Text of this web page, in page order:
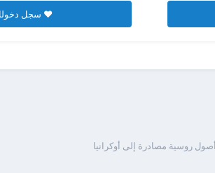
♥ سجل
روسية مصادرة إلى أوكرانيا